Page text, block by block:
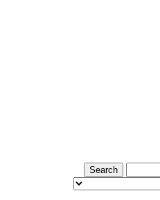
Search